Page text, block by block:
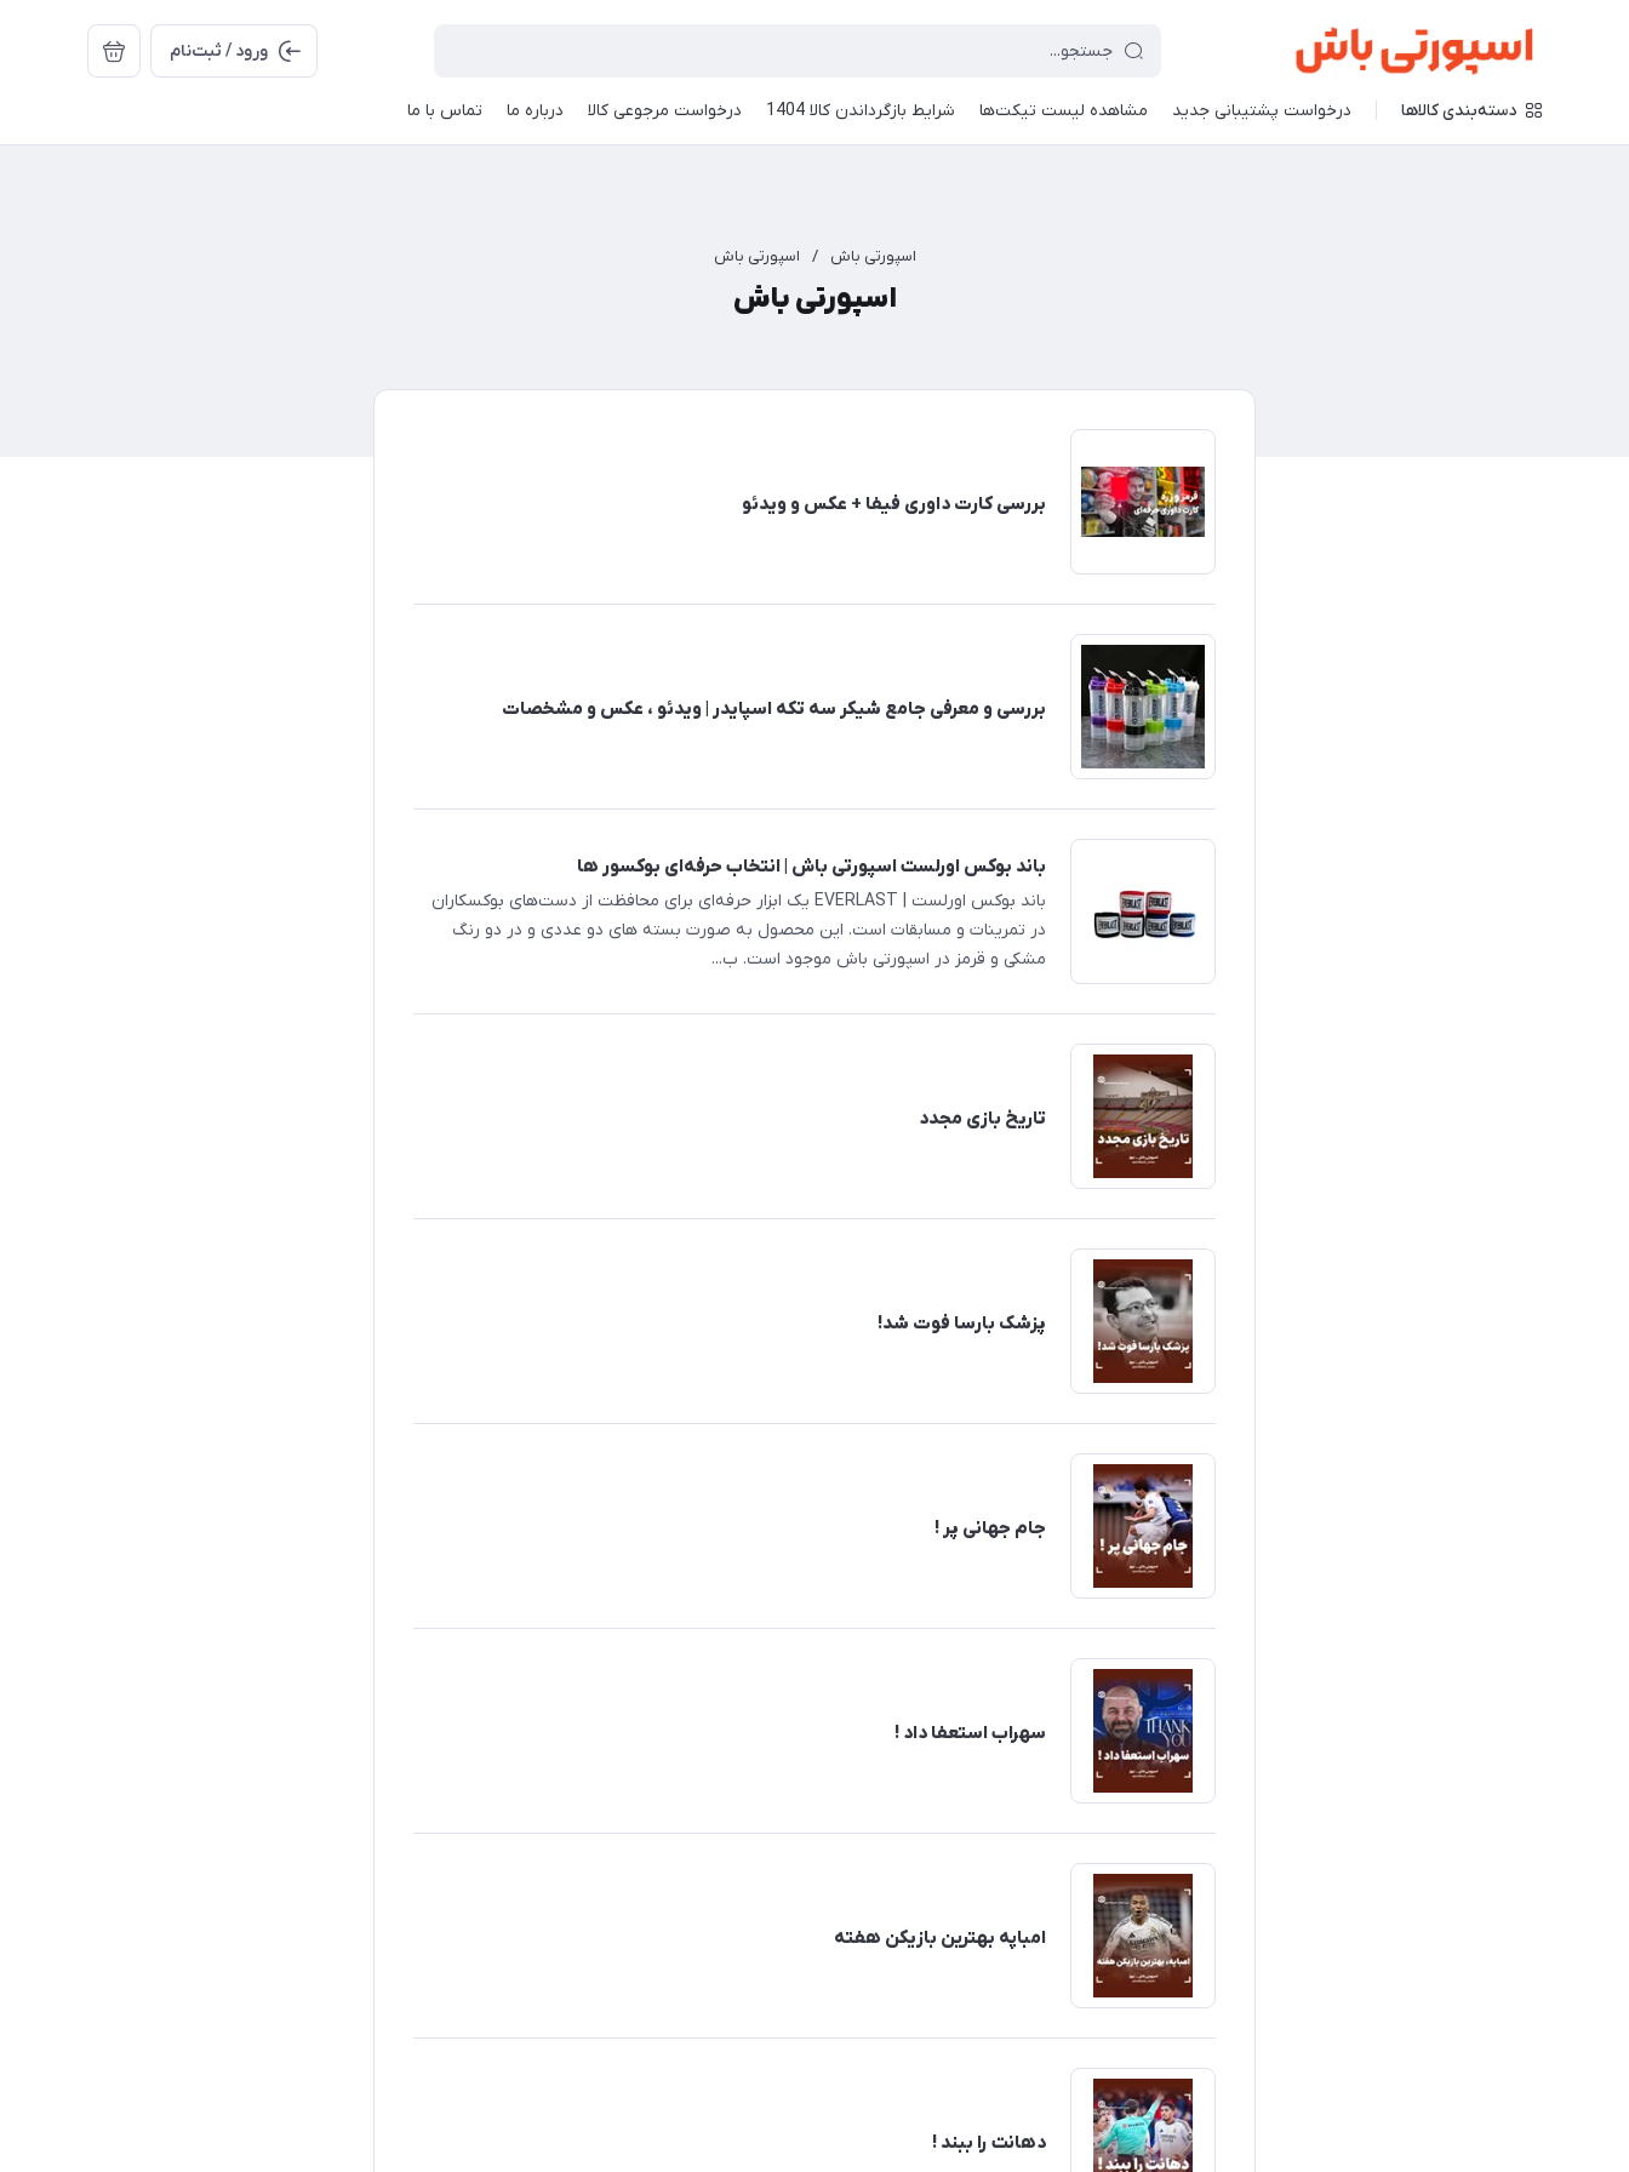
ورود / ثبت‌نام
دسته‌بندی کالاها درخواست پشتیبانی جدید مشاهده لیست تیکت‌ها شرایط بازگرداندن کالا 1404 درخواست مرجوعی کالا درباره ما تماس با ما
اسپورتی باش / اسپورتی باش
اسپورتی باش
بررسی کارت داوری فیفا + عکس و ویدئو
بررسی و معرفی جامع شیکر سه تکه اسپایدر | ویدئو ، عکس و مشخصات
باند بوکس اورلست اسپورتی باش | انتخاب حرفه‌ای بوکسور ها
باند بوکس اورلست | EVERLAST یک ابزار حرفه‌ای برای محافظت از دست‌های بوکسکاران
در تمرینات و مسابقات است. این محصول به صورت بسته های دو عددی و در دو رنگ
مشکی و قرمز در اسپورتی باش موجود است. ب...
تاریخ بازی مجدد
پزشک بارسا فوت شد!
جام جهانی پر !
سهراب استعفا داد !
امباپه بهترین بازیکن هفته
دهانت را ببند !